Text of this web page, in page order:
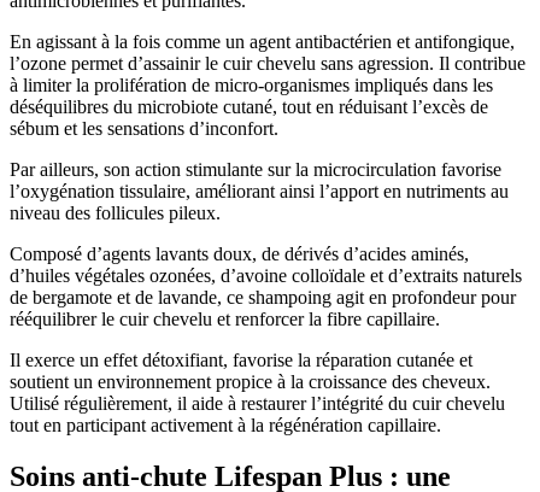
En agissant à la fois comme un agent antibactérien et antifongique,
l’ozone permet d’assainir le cuir chevelu sans agression. Il contribue
à limiter la prolifération de micro-organismes impliqués dans les
déséquilibres du microbiote cutané, tout en réduisant l’excès de
sébum et les sensations d’inconfort.
Par ailleurs, son action stimulante sur la microcirculation favorise
l’oxygénation tissulaire, améliorant ainsi l’apport en nutriments au
niveau des follicules pileux.
Composé d’agents lavants doux, de dérivés d’acides aminés,
d’huiles végétales ozonées, d’avoine colloïdale et d’extraits naturels
de bergamote et de lavande, ce shampoing agit en profondeur pour
rééquilibrer le cuir chevelu et renforcer la fibre capillaire.
Il exerce un effet détoxifiant, favorise la réparation cutanée et
soutient un environnement propice à la croissance des cheveux.
Utilisé régulièrement, il aide à restaurer l’intégrité du cuir chevelu
tout en participant activement à la régénération capillaire.
Soins anti-chute Lifespan Plus : une